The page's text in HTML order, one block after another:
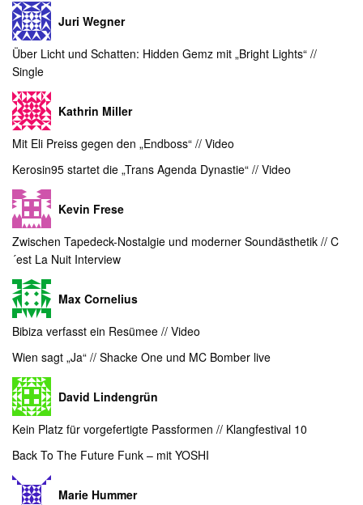
Juri Wegner
Über Licht und Schatten: Hidden Gemz mit „Bright Lights“ //
Single
Kathrin Miller
Mit Eli Preiss gegen den „Endboss“ // Video
Kerosin95 startet die „Trans Agenda Dynastie“ // Video
Kevin Frese
Zwischen Tapedeck-Nostalgie und moderner Soundästhetik // C
´est La Nuit Interview
Max Cornelius
Bibiza verfasst ein Resümee // Video
Wien sagt „Ja“ // Shacke One und MC Bomber live
David Lindengrün
Kein Platz für vorgefertigte Passformen // Klangfestival 10
Back To The Future Funk – mit YOSHI
Marie Hummer